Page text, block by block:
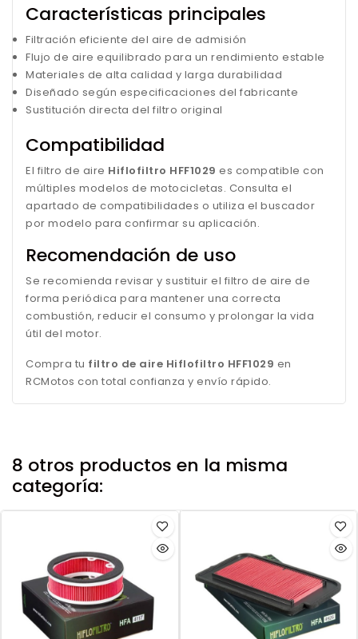
Características principales
Filtración eficiente del aire de admisión
Flujo de aire equilibrado para un rendimiento estable
Materiales de alta calidad y larga durabilidad
Diseñado según especificaciones del fabricante
Sustitución directa del filtro original
Compatibilidad
El filtro de aire Hiflofiltro HFF1029 es compatible con
múltiples modelos de motocicletas. Consulta el
apartado de compatibilidades o utiliza el buscador
por modelo para confirmar su aplicación.
Recomendación de uso
Se recomienda revisar y sustituir el filtro de aire de
forma periódica para mantener una correcta
combustión, reducir el consumo y prolongar la vida
útil del motor.
Compra tu filtro de aire Hiflofiltro HFF1029 en
RCMotos con total confianza y envío rápido.
8 otros productos en la misma
categoría: